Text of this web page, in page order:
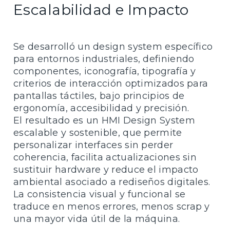
Escalabilidad e Impacto
Se desarrolló un design system específico
para entornos industriales, definiendo
componentes, iconografía, tipografía y
criterios de interacción optimizados para
pantallas táctiles, bajo principios de
ergonomía, accesibilidad y precisión.
El resultado es un HMI Design System
escalable y sostenible, que permite
personalizar interfaces sin perder
coherencia, facilita actualizaciones sin
sustituir hardware y reduce el impacto
ambiental asociado a rediseños digitales.
La consistencia visual y funcional se
traduce en menos errores, menos scrap y
una mayor vida útil de la máquina.